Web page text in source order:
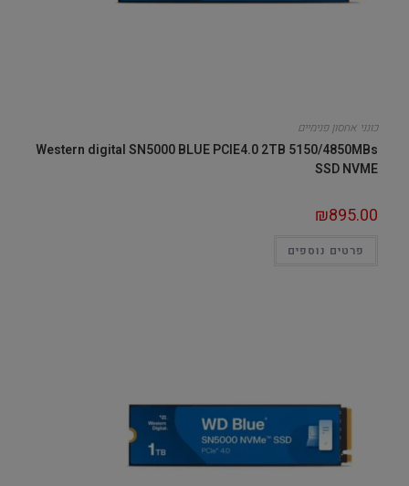
כונני אחסון פנימיים
Western digital SN5000 BLUE PCIE4.0 2TB 5150/4850MBs
SSD NVME
₪895.00
פרטים נוספים